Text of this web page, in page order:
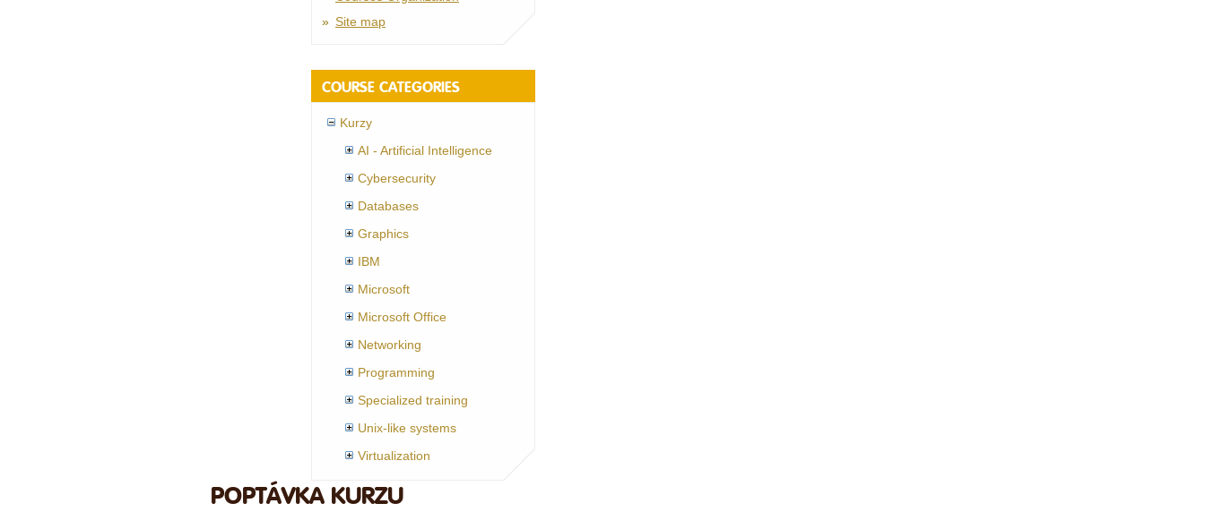
Site map
COURSE CATEGORIES
Kurzy
AI - Artificial Intelligence
Cybersecurity
Databases
Graphics
IBM
Microsoft
Microsoft Office
Networking
Programming
Specialized training
Unix-like systems
Virtualization
POPTÁVKA KURZU